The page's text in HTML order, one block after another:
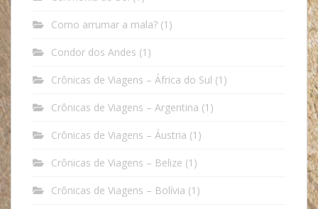
Como arrumar a mala? (1)
Condor dos Andes (1)
Crônicas de Viagens – África do Sul (1)
Crônicas de Viagens – Argentina (1)
Crônicas de Viagens – Áustria (1)
Crônicas de Viagens – Belize (1)
Crônicas de Viagens – Bolívia (1)